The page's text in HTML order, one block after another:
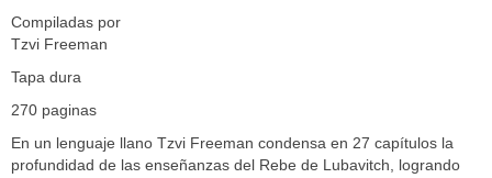
Compiladas por
Tzvi Freeman
Tapa dura
270 paginas
En un lenguaje llano Tzvi Freeman condensa en 27 capítulos la
profundidad de las enseñanzas del Rebe de Lubavitch, logrando